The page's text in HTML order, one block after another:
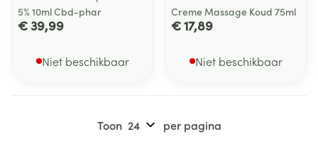
5% 10ml Cbd-phar
€ 39,99
Niet beschikbaar
Creme Massage Koud 75ml
€ 17,89
Niet beschikbaar
Toon per pagina